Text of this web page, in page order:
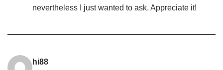
nevertheless I just wanted to ask. Appreciate it!
hi88